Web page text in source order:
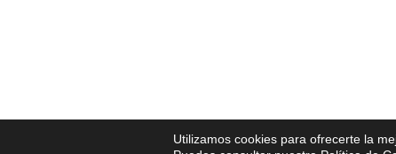
Utilizamos cookies para ofrecerte la